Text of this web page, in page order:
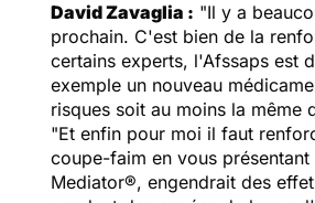
David Zavaglia : "Il y a
prochain. C'est bien de la
certains experts, l'Afssaps est
exemple un nouveau
risques soit au moins la même
"Et enfin pour moi il faut
coupe-faim en vous
Mediator®, engendrait des